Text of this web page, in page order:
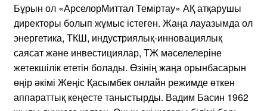
Бұрын ол «АрселорМиттал Теміртау» АҚ атқарушы
директоры болып жұмыс істеген. Жаңа лауазымда ол
энергетика, ТКШ, индустриялық-инновациялық
саясат және инвестициялар, ТЖ мәселелеріне
жетекшілік ететін болады. Өзінің жаңа орынбасарын
өңір әкімі Жеңіс Қасымбек онлайн режимде өткен
аппараттық кеңесте таныстырды. Вадим Басин 1962